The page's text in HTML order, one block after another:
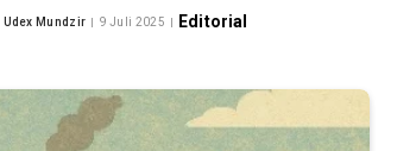
Udex Mundzir 9 Juli 2025 Editorial